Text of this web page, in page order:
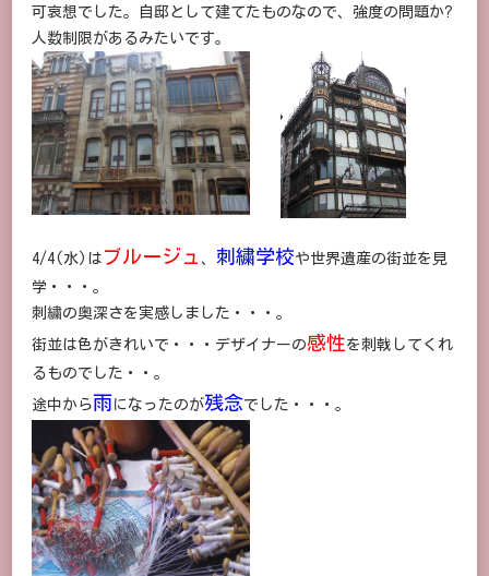
築/
ブ
ー
ジ
ュ・
繍
に
可哀想でした。自邸として建てたものなので、強度の問題か?
人数制限があるみたいです。
4/4(水)は ブルージュ 、 刺繍学校や世界遺産の街並を見
学・・・。
刺繍の奥深さを実感しました・・・。
街並は色がきれいで・・・デザイナーの感性を刺戟してくれ
るものでした・・。
途中から雨になったのが残念でした・・・。